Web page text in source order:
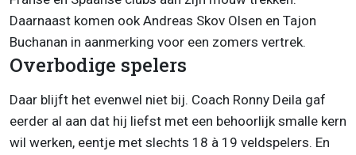
Daarnaast komen ook Andreas Skov Olsen en Tajon
Buchanan in aanmerking voor een zomers vertrek.
Overbodige spelers
Daar blijft het evenwel niet bij. Coach Ronny Deila gaf
eerder al aan dat hij liefst met een behoorlijk smalle kern
wil werken, eentje met slechts 18 à 19 veldspelers. En